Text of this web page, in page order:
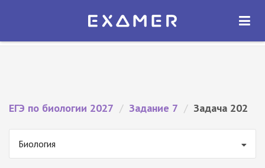
Экзамер — ЕГЭ 2027
ОТКРЫТЬ
ЕГЭ по биологии 2027 / Задание 7 / Задача 202
Биология